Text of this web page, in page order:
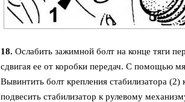
18. Ослабить зажимной болт на конце тяги
сдвигая ее от коробки передач. С помощью
Вывинтить болт крепления стабилизатора
подвесить стабилизатор к рулевому